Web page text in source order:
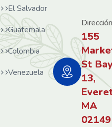
El Salvador
Guatemala
Colombia
Venezuela
155
St
13,
MA
02149